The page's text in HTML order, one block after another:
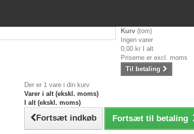
Kurv (tom)
Ingen varer
0,00 kr
I alt
Priserne er excl. moms
Til betaling
Der er 1 vare i din kurv
Varer i alt (ekskl. moms)
I alt (ekskl. moms)
Fortsæt indkøb Fortsæt til betaling